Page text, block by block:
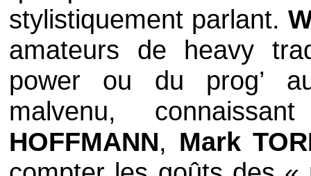
stylistiquement parlant.
amateurs de heavy
power ou du prog’
malvenu,
HOFFMANN, Mark